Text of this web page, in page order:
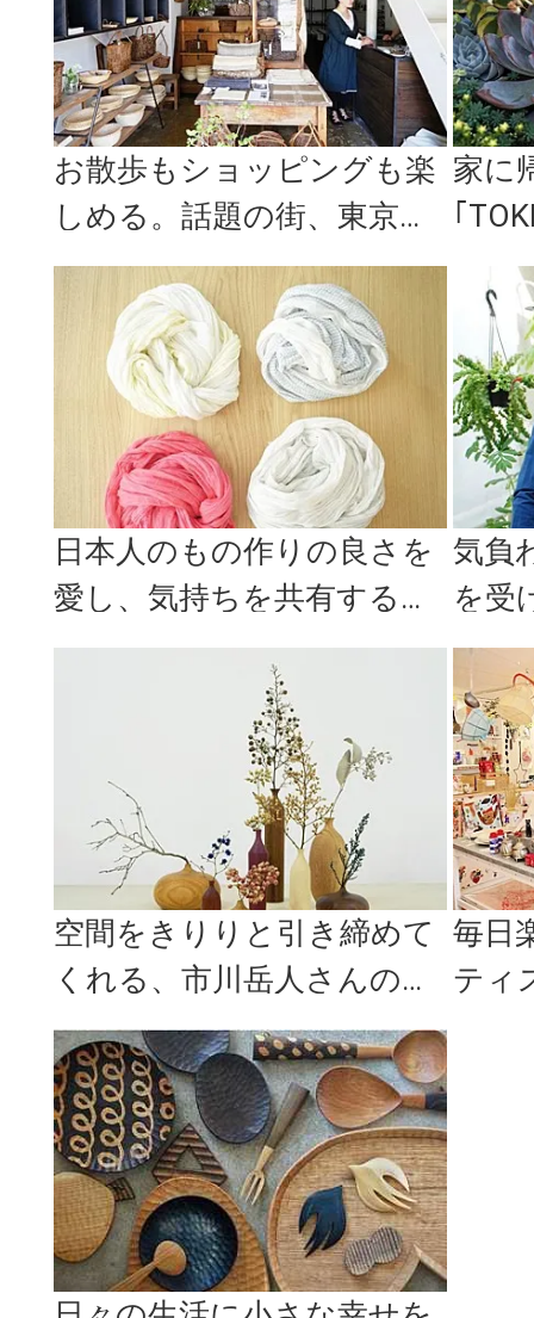
お散歩もショッピングも楽
しめる。話題の街、東京・
馬喰町のおすすめスポット
＜3選＞
家に
｢
多
日本人のもの作りの良さを
愛し、気持ちを共有する空
間「baku」が北千住にオー
気負
を受
O」
空間をきりりと引き締めて
くれる、市川岳人さんの奥
ゆかしい木工作品
毎日
ティ